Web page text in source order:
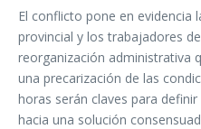
El conflicto pone en evidencia
provincial y los trabajadores
reorganización administrativa
una precarización de las
horas serán claves para
hacia una solución